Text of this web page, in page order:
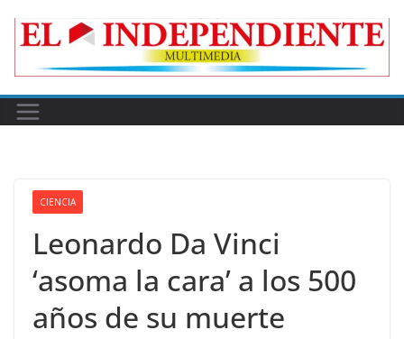
CIENCIA
Leonardo Da Vinci
‘asoma la cara’ a los 500
años de su muerte